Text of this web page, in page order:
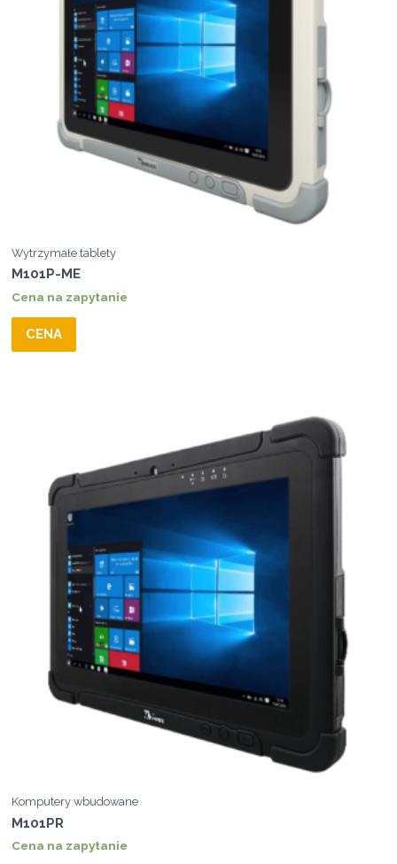
Wytrzymałe tablety
M101P-ME
Cena na zapytanie
CENA
Komputery wbudowane
M101PR
Cena na zapytanie